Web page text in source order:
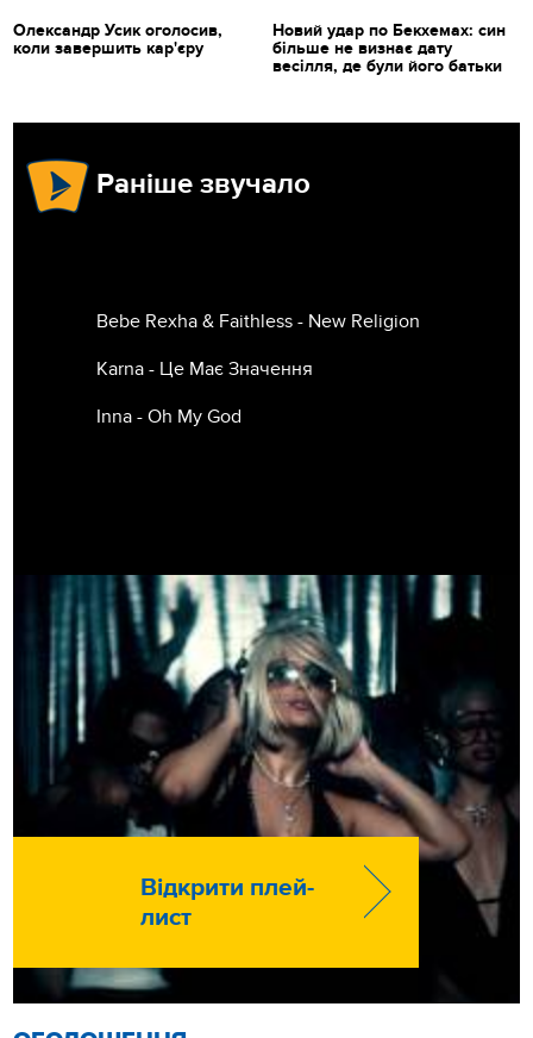
Олександр Усик оголосив,
коли завершить кар'єру
Новий удар по Бекхемах: син
більше не визнає дату
весілля, де були його батьки
Раніше звучало
Bebe Rexha & Faithless - New Religion
Karna - Це Має Значення
Inna - Oh My God
Відкрити плей-
лист